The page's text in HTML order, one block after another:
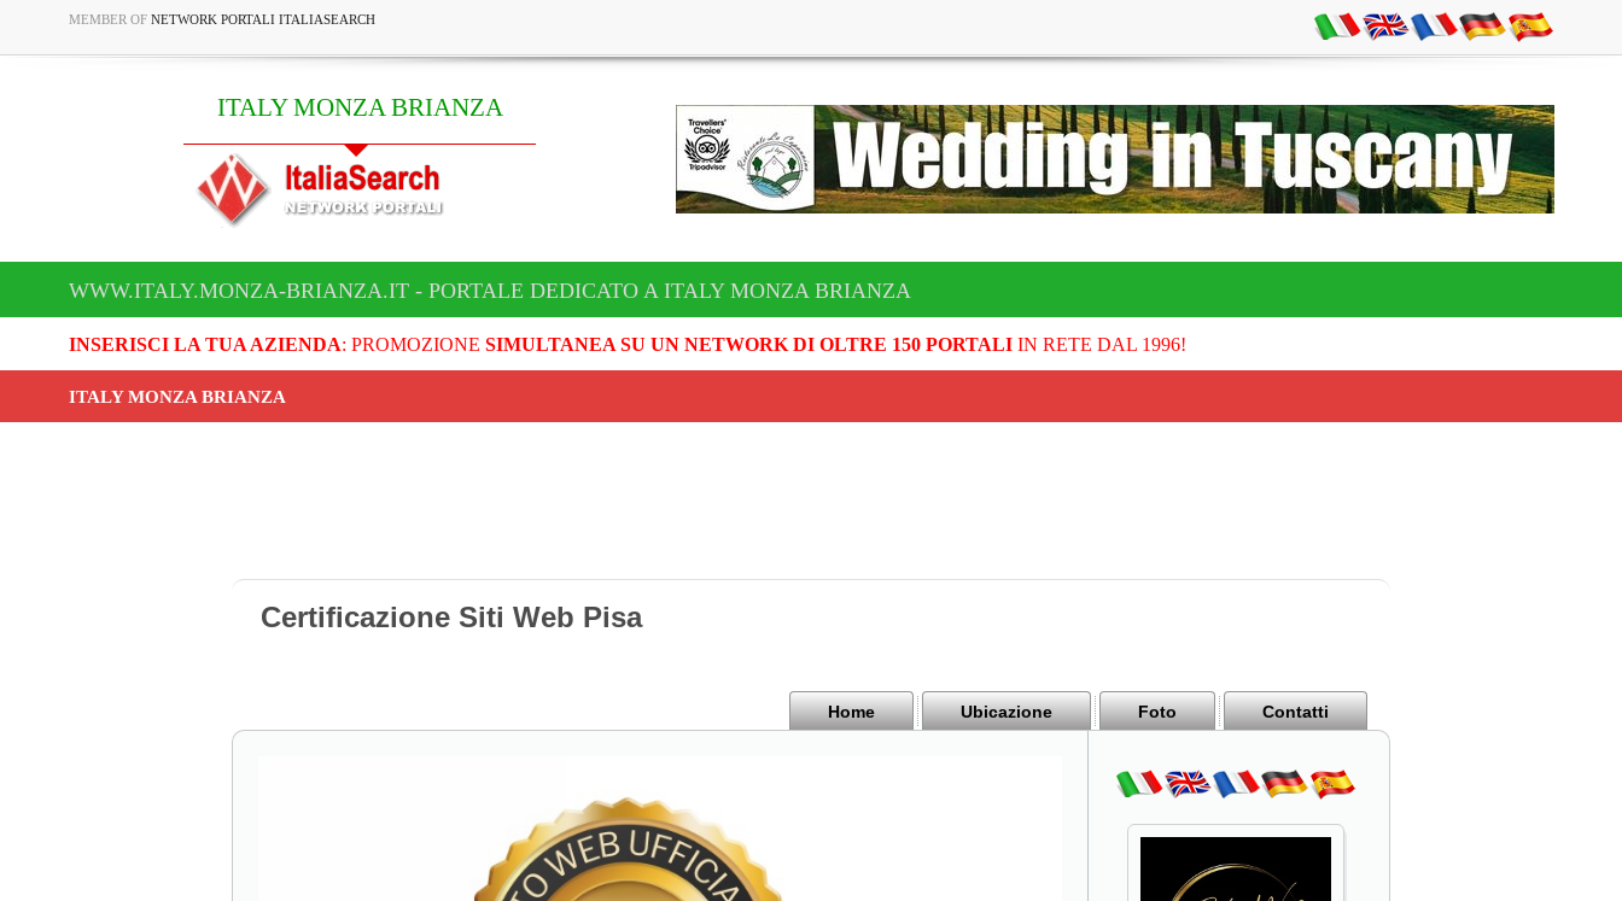
MEMBER OF NETWORK PORTALI ITALIASEARCH
ITALY MONZA BRIANZA
WWW.ITALY.MONZA-BRIANZA.IT - PORTALE DEDICATO A ITALY MONZA BRIANZA
INSERISCI LA TUA AZIENDA: PROMOZIONE SIMULTANEA SU UN NETWORK DI OLTRE 150 PORTALIIN RETE DAL 1996!
ITALY MONZA BRIANZA
Certificazione Siti Web Pisa
Home Ubicazione Foto Contatti